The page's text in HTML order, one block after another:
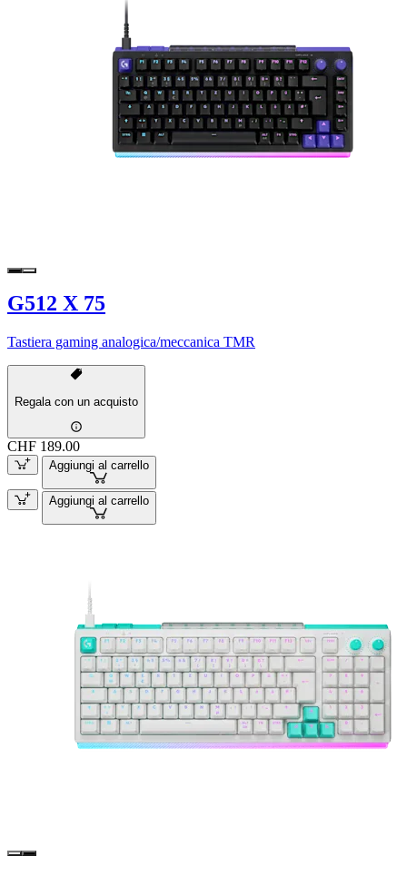
G512 X 75
Tastiera gaming analogica/meccanica TMR
Regala con un acquisto
CHF 189.00
Aggiungi al carrello
Aggiungi al carrello